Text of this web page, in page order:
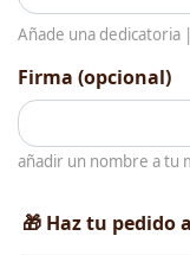
Añade una dedicatoria |
Firma (opcional)
añadir un nombre a tu
🎁 Haz tu pedido